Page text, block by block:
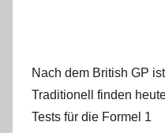
Nach dem British GP
Traditionell finden
Tests für die Formel 1